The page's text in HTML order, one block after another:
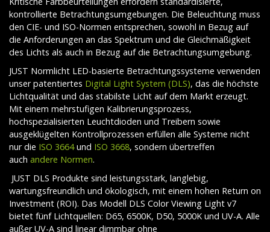
kontrollierte Betrachtungsumgebungen. Die Beleuchtung muss
den CIE- und ISO-Normen entsprechen, sowohl in Bezug auf
die Anforderungen an das Spektrum und die Gleichmäßigkeit
des Lichts als auch in Bezug auf die Betrachtungsumgebung.
JUST Normlicht LED-basierte Betrachtungssysteme verwenden
unser patentiertes Digital Light System (DLS), das die höchste
Lichtqualität und das stabilste Licht auf dem Markt erzeugt.
Mit einem mehrstufigen Kalibrierungsprozess,
hochspezialisierten Leuchtdioden und Treibern sowie
ausgeklügelten Kontrollprozessen erfüllen alle Systeme nicht
nur die ISO 3664und ISO 3668, sondern übertreffen
auch andere Normen.
JUST DLS Produkte sind leistungsstark, langlebig,
wartungsfreundlich und ökologisch, mit einem hohen Return on
Investment (ROI). Das Modell DLS Color Viewing Light v7
bietet fünf Lichtquellen: D65, 6500K, D50, 5000K und UV-A. Alle
außer UV-A sind linear dimmbar ohne